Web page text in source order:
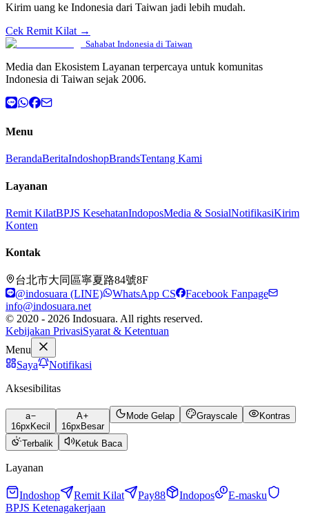
Kirim uang ke Indonesia dari Taiwan jadi lebih mudah.
Cek Remit Kilat →
Sahabat Indonesia di Taiwan
Media dan Ekosistem Layanan terpercaya untuk komunitas
Indonesia di Taiwan sejak 2006.
Menu
BerandaBeritaIndoshopBrandsTentang Kami
Layanan
Remit KilatBPJS KesehatanIndoposMedia & SosialNotifikasiKirim
Konten
Kontak
台北市大同區寧夏路84號8F
@indosuara (LINE)
WhatsApp CS
Facebook Fanpage
info@indosuara.net
© 2020 - 2026 Indosuara. All rights reserved.
Kebijakan PrivasiSyarat & Ketentuan
Menu
Saya
Notifikasi
Aksesibilitas
a
16px Kecil
A
16px Besar
Mode Gelap Grayscale Kontras
Terbalik Ketuk Baca
Layanan
Indoshop Remit Kilat Pay88 Indopos
E-masku
BPJS Ketenagakerjaan